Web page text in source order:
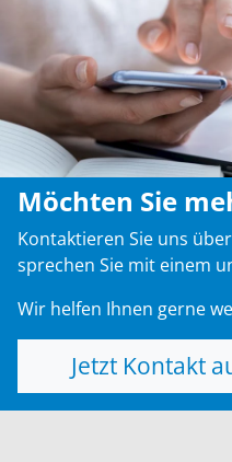
Möchten Sie
Kontaktieren Sie uns
sprechen Sie mit einem
Wir helfen Ihnen gerne
Jetzt Kontakt